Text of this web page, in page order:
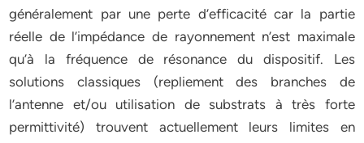
généralement par une perte d’efficacité car la partie
réelle de l’impédance de rayonnement n’est maximale
qu’à la fréquence de résonance du dispositif. Les
solutions classiques (repliement des branches de
l’antenne et/ou utilisation de substrats à très forte
permittivité) trouvent actuellement leurs limites en